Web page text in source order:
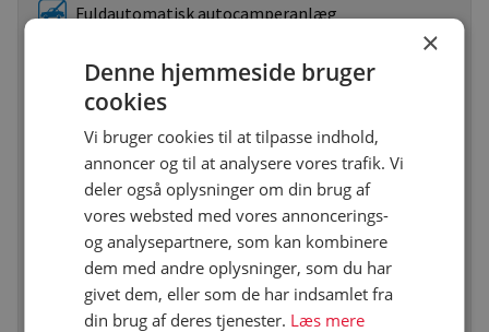
Fuldautomatisk autocamperanlæg
Onlinebooking
Enhedsstørrelse ≤ 79 m² (antal)
Enhedsstørrelse ≥ 80 m² ≤ 99 m² (antal)
Enhedsstørrelse ≥ 100 m² ≤ 119 m² (antal)
×
Denne hjemmeside bruger
cookies
Vi bruger cookies til at tilpasse indhold,
annoncer og til at analysere vores trafik. Vi
deler også oplysninger om din brug af
vores websted med vores annoncerings-
og analysepartnere, som kan kombinere
dem med andre oplysninger, som du har
givet dem, eller som de har indsamlet fra
din brug af deres tjenester. Læs mere